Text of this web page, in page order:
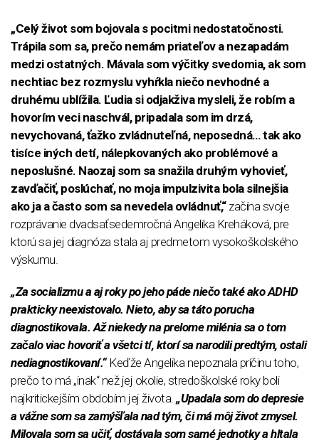
„Celý život som bojovala s pocitmi nedostatočnosti.
Trápila som sa, prečo nemám priateľov a nezapadám
medzi ostatných. Mávala som výčitky svedomia, ak som
nechtiac bez rozmyslu vyhŕkla niečo nevhodné a
druhému ublížila. Ľudia si odjakživa mysleli, že robím a
hovorím veci naschvál, pripadala som im drzá,
nevychovaná, ťažko zvládnuteľná, neposedná… tak ako
tisíce iných detí, nálepkovaných ako problémové a
neposlušné. Naozaj som sa snažila druhým vyhovieť,
zavďačiť, poslúchať, no moja impulzivita bola silnejšia
ako ja a často som sa nevedela ovládnuť,“začína svoje
rozprávanie dvadsaťsedemročná Angelika Kreháková, pre
ktorú sa jej diagnóza stala aj predmetom vysokoškolského
výskumu.
„Za socializmu a aj roky po jeho páde niečo také ako ADHD
prakticky neexistovalo. Nieto, aby sa táto porucha
diagnostikovala. Až niekedy na prelome milénia sa o tom
začalo viac hovoriť a všetci tí, ktorí sa narodili predtým, ostali
nediagnostikovaní.“Keďže Angelika nepoznala príčinu toho,
prečo to má „inak“ než jej okolie, stredoškolské roky boli
najkritickejším obdobím jej života. „Upadala som do depresie
a vážne som sa zamýšľala nad tým, či má môj život zmysel.
Milovala som sa učiť, dostávala som samé jednotky a hltala